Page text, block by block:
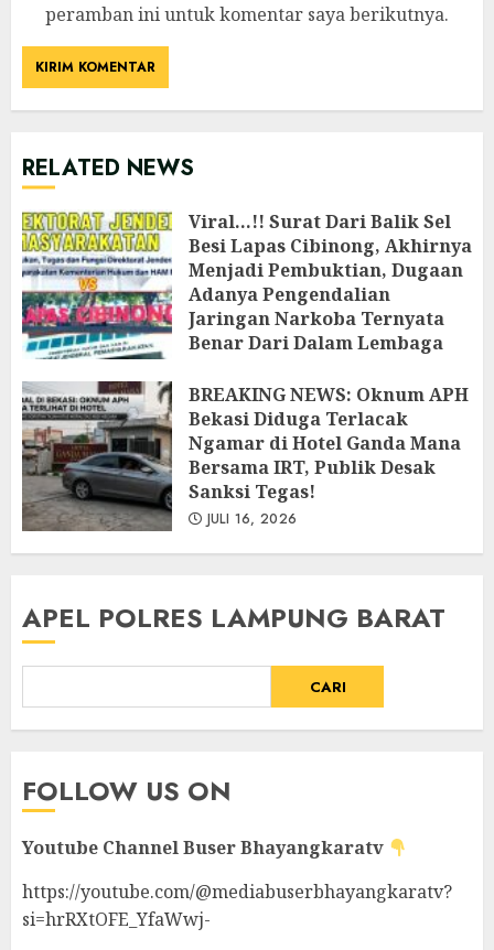
peramban ini untuk komentar saya berikutnya.
RELATED NEWS
Viral…!! Surat Dari Balik Sel
Besi Lapas Cibinong, Akhirnya
Menjadi Pembuktian, Dugaan
Adanya Pengendalian
Jaringan Narkoba Ternyata
Benar Dari Dalam Lembaga
JULI 26, 2026
‎BREAKING NEWS: Oknum APH
Bekasi Diduga Terlacak
Ngamar di Hotel Ganda Mana
Bersama IRT, Publik Desak
Sanksi Tegas!
JULI 16, 2026
APEL POLRES LAMPUNG BARAT
CARI
FOLLOW US ON
Youtube ChannelBuser Bhayangkaratv
https://youtube.com/@mediabuserbhayangkaratv?
si=hrRXtOFE_YfaWwj-